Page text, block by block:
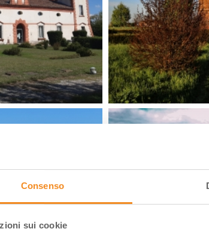
Consenso
sui cookie